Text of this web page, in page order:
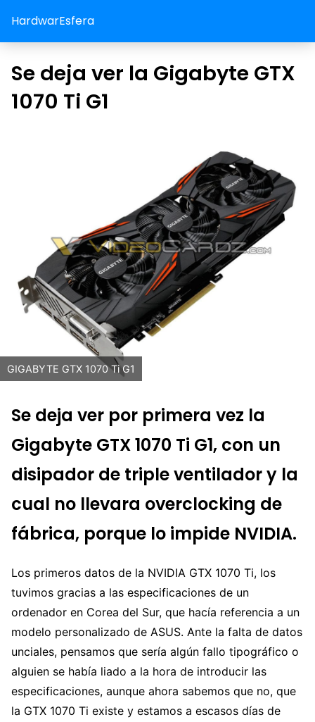
HardwarEsfera
Se deja ver la Gigabyte GTX
1070 Ti G1
GIGABYTE GTX 1070 Ti G1
Se deja ver por primera vez la
Gigabyte GTX 1070 Ti G1, con un
disipador de triple ventilador y la
cual no llevara overclocking de
fábrica, porque lo impide NVIDIA.
Los primeros datos de la NVIDIA GTX 1070 Ti, los
tuvimos gracias a las especificaciones de un
ordenador en Corea del Sur, que hacía referencia a un
modelo personalizado de ASUS. Ante la falta de datos
unciales, pensamos que sería algún fallo tipográfico o
alguien se había liado a la hora de introducir las
especificaciones, aunque ahora sabemos que no, que
la GTX 1070 Ti existe y estamos a escasos días de